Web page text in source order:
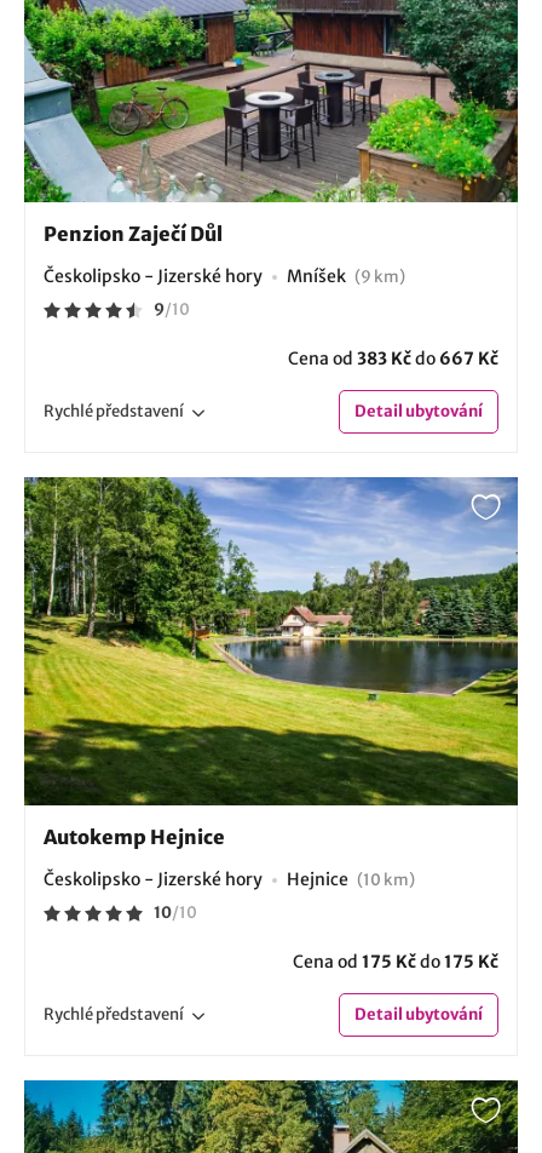
Penzion Zaječí Důl
Českolipsko - Jizerské hory Mníšek (9 km)
9/10
Cena od 383 Kčdo 667 Kč
Rychlépředstavení Detailubytování
Autokemp Hejnice
Českolipsko - Jizerské hory Hejnice (10 km)
10/10
Cena od 175 Kčdo175 Kč
Rychlépředstavení Detailubytování